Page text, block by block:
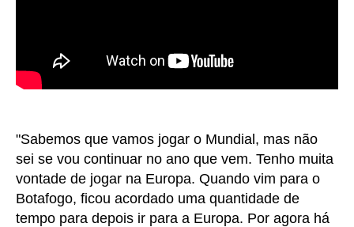
"Sabemos que vamos jogar o Mundial, mas não
sei se vou continuar no ano que vem. Tenho muita
vontade de jogar na Europa. Quando vim para o
Botafogo, ficou acordado uma quantidade de
tempo para depois ir para a Europa. Por agora há